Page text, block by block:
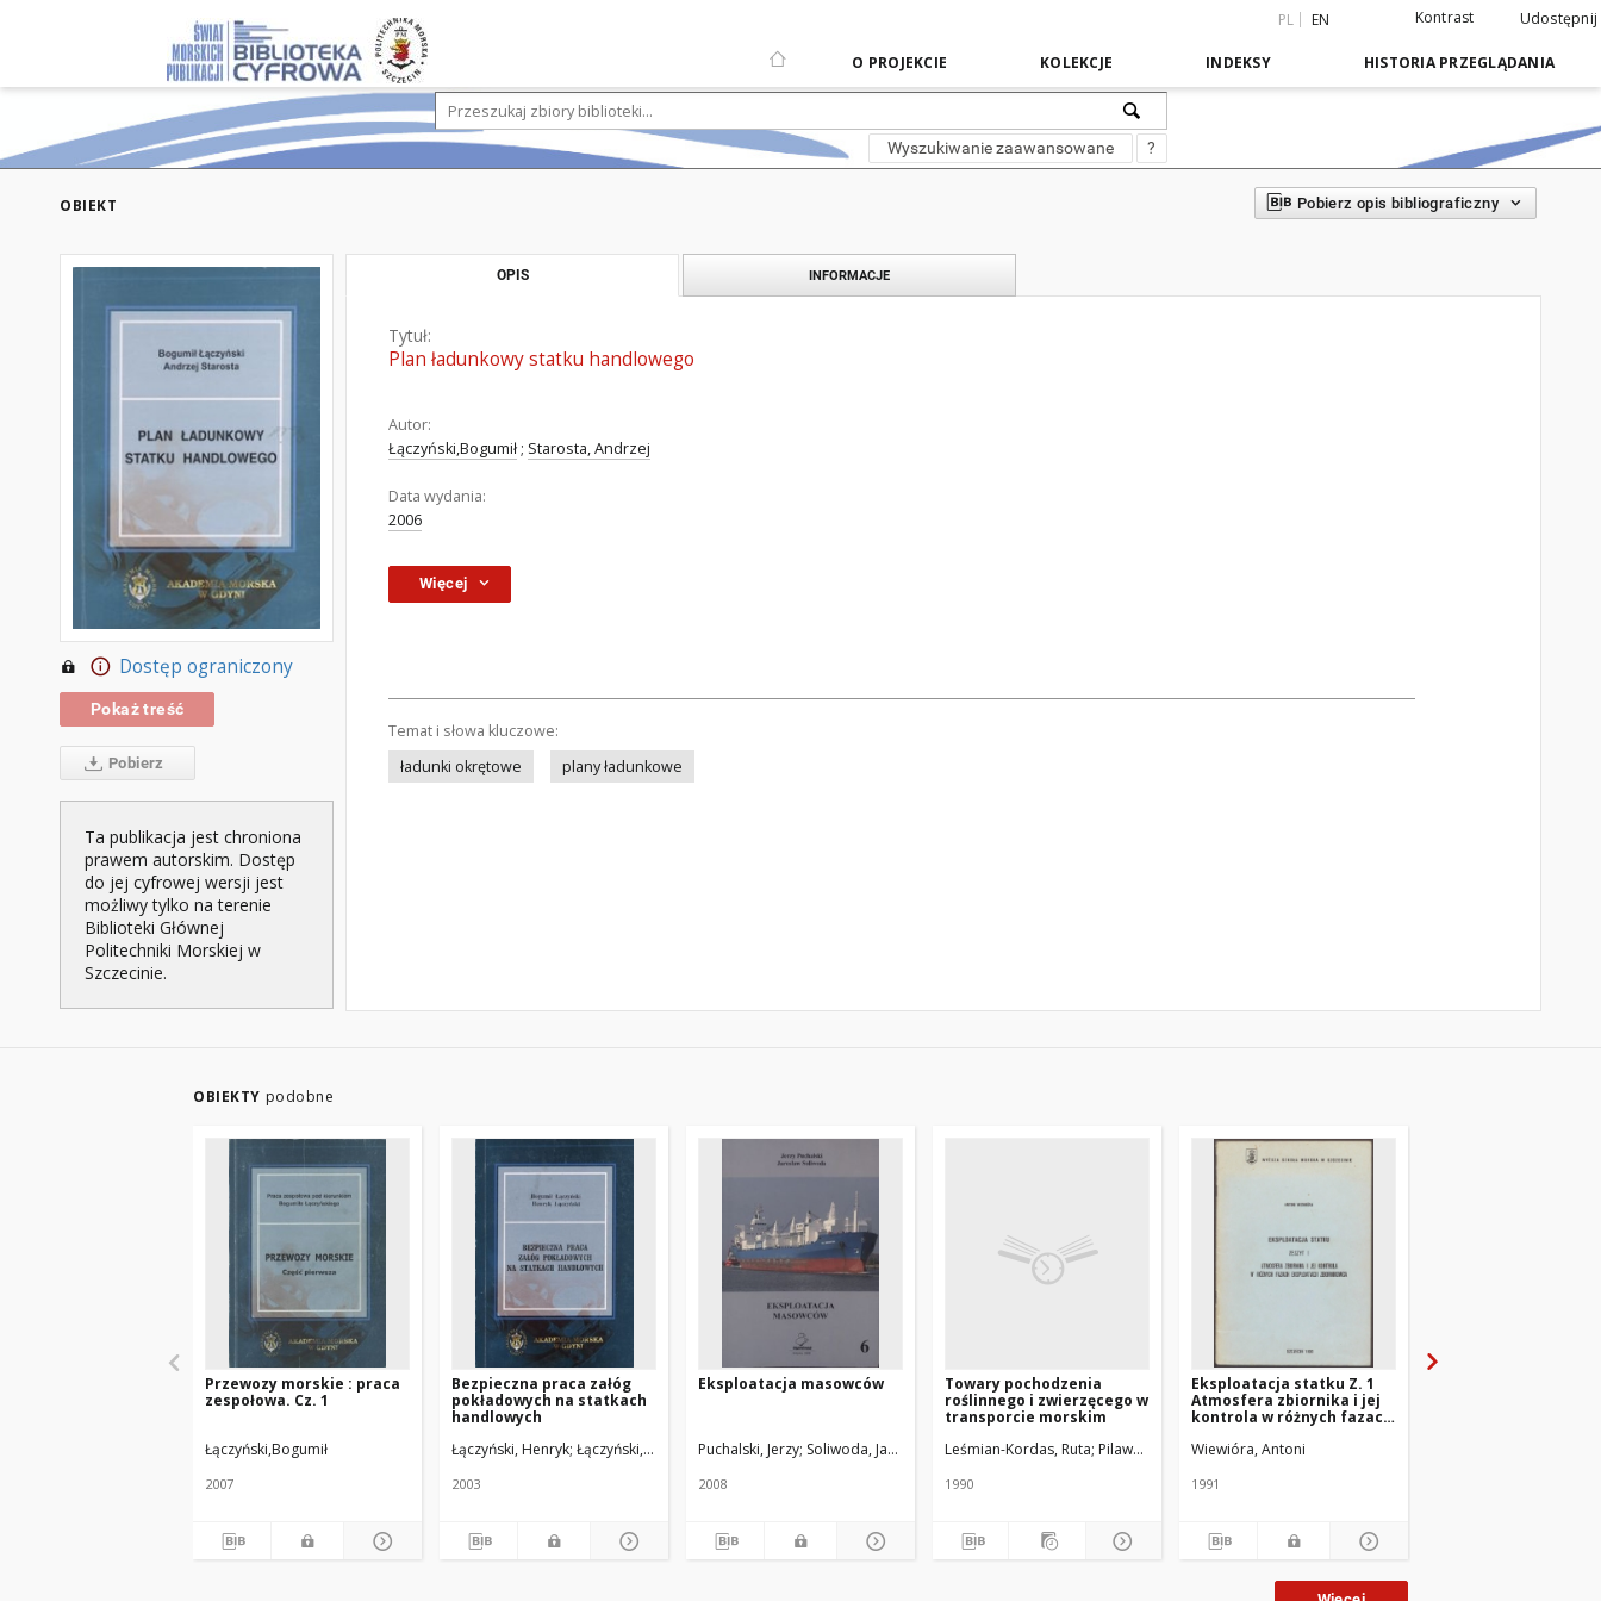
PL EN Kontrast Udostępnij
O PROJEKCIE KOLEKCJE INDEKSY HISTORIA PRZEGLĄDANIA
Wyszukiwanie zaawansowane ?
OBIEKT Pobierz opis bibliograficzny
Dostęp ograniczony
Pokaż treść
Pobierz
Ta publikacja jest chroniona
prawem autorskim. Dostęp
do jej cyfrowej wersji jest
możliwy tylko na terenie
Biblioteki Głównej
Politechniki Morskiej w
Szczecinie.
OPIS INFORMACJE
Tytuł:
Plan ładunkowy statku handlowego
Autor:
Łączyński,Bogumił ; Starosta, Andrzej
Data wydania:
2006
Więcej
Temat i słowa kluczowe:
ładunki okrętowe
plany ładunkowe
OBIEKTY podobne
Przewozy morskie : praca
zespołowa. Cz. 1
Łączyński,Bogumił
2007
Bezpieczna praca załóg
pokładowych na statkach
handlowych
Łączyński, Henryk Łączyński,Bogumił
2003
Eksploatacja masowców
Puchalski, Jerzy Soliwoda, Jarosław
2008
Towary pochodzenia
roślinnego i zwierzęcego w
transporcie morskim
Leśmian-Kordas, Ruta Pilawski, Tadeusz
1990
Eksploatacja statku Z. 1
Atmosfera zbiornika i jej
kontrola w różnych fazach
Wiewióra, Antoni
1991